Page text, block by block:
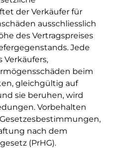
der Verkäufer für
ausschliesslich
des Vertragspreises
Jede
beim
gleichgültig auf
sie beruhen, wird
Vorbehalten
nach dem
(PrHG).